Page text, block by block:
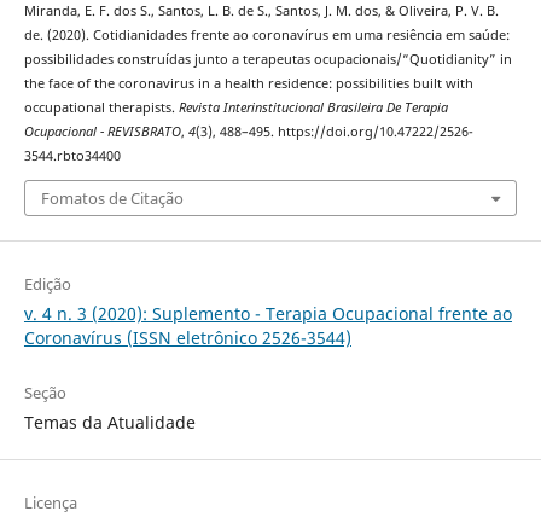
Miranda, E. F. dos S., Santos, L. B. de S., Santos, J. M. dos, & Oliveira, P. V. B.
de. (2020). Cotidianidades frente ao coronavírus em uma resiência em saúde:
possibilidades construídas junto a terapeutas ocupacionais/“Quotidianity” in
the face of the coronavirus in a health residence: possibilities built with
occupational therapists. Revista Interinstitucional Brasileira De Terapia
Ocupacional - REVISBRATO, 4(3), 488–495. https://doi.org/10.47222/2526-
3544.rbto34400
Fomatos de Citação
Edição
v. 4 n. 3 (2020): Suplemento - Terapia Ocupacional frente ao
Coronavírus (ISSN eletrônico 2526-3544)
Seção
Temas da Atualidade
Licença